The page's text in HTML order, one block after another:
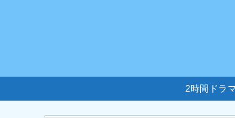
2時間ドラ